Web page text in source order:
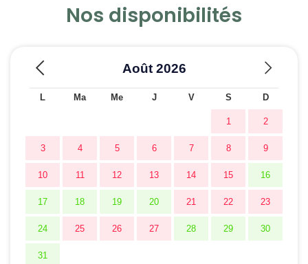
Nos disponibilités
Août 2026
L Ma Me J V S D
1 2
3 4 5 6 7 8 9
10 11 12 13 14 15 16
17 18 19 20 21 22 23
24 25 26 27 28 29 30
31